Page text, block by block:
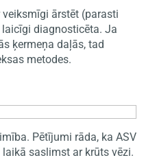
ārstēt (parasti
diagnosticēta. Ja
ķermeņa daļās, tad
metodes.
Pētījumi rāda, ka ASV
saslimst ar krūts vēzi.